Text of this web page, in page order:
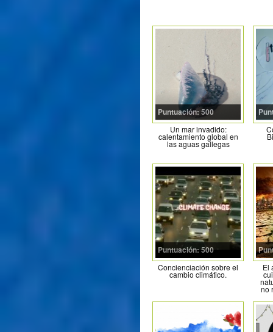
Puntuación: 500
Un mar invadido:
calentamiento global en
las aguas gallegas
Puntuación: 500
Concienciación sobre el
cambio climático.
El
no